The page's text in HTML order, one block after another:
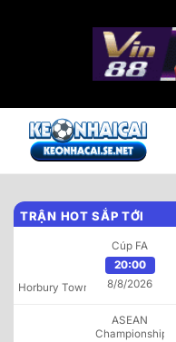
dung
TRẬN HOT SẮP TỚI
Horbury Town
Cúp FA
20:00
8/8/2026
ASEAN
Championship